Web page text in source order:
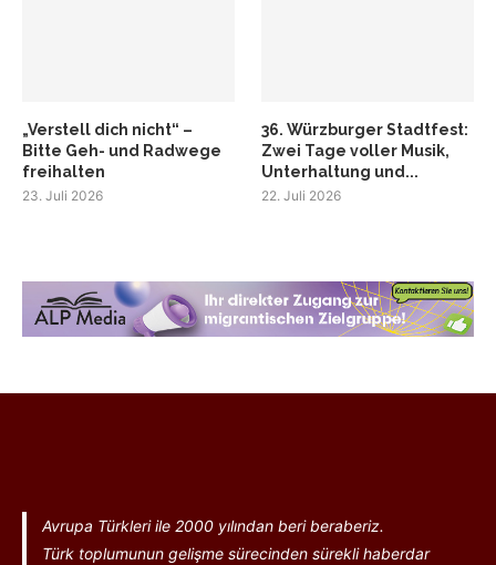
„Verstell dich nicht“ –
Bitte Geh- und Radwege
freihalten
23. Juli 2026
36. Würzburger Stadtfest:
Zwei Tage voller Musik,
Unterhaltung und...
22. Juli 2026
Avrupa Türkleri ile 2000 yılından beri beraberiz.
Türk toplumunun gelişme sürecinden sürekli haberdar